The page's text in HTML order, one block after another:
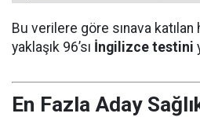
Bu verilere göre sınava katılan
yaklaşık 96’sı İngilizce testini
En Fazla Aday